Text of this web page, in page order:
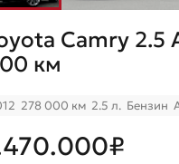
Camry 2.5
км
278 000 км 2.5 л. Бензин